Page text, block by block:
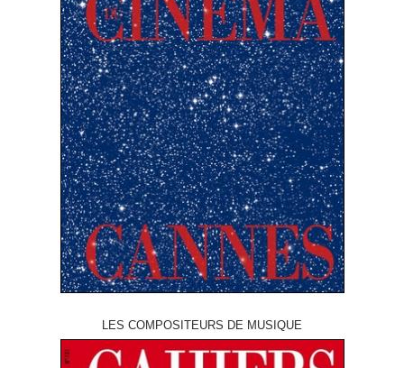
LES COMPOSITEURS DE MUSIQUE